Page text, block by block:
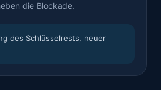
die Blockade.
des Schlüsselrests, neuer